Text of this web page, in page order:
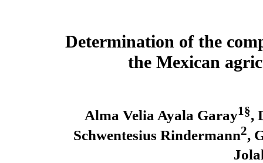
Determination of the
the Mexican
Alma Velia Ayala Garay1§,
Schwentesius Rindermann2,